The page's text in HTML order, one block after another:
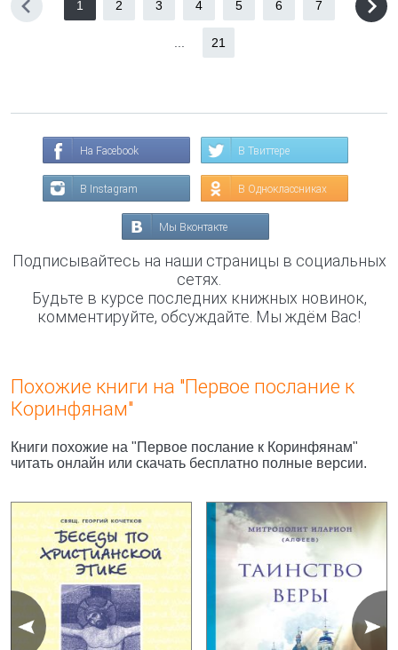
1 2 3 4 5 6 7
21
На Facebook В Твиттере
В Instagram В Одноклассниках
Мы Вконтакте
Подписывайтесь на наши страницы в социальных
сетях.
Будьте в курсе последних книжных новинок,
комментируйте, обсуждайте. Мы ждём Вас!
Похожие книги на "Первое послание к
Коринфянам"
Книги похожие на "Первое послание к Коринфянам"
читать онлайн или скачать бесплатно полные версии.